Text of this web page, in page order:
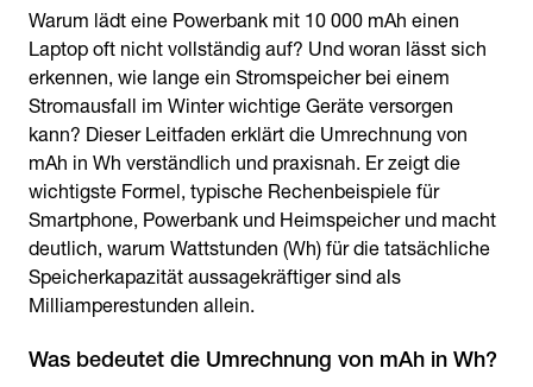
Warum lädt eine Powerbank mit 10 000 mAh einen
Laptop oft nicht vollständig auf? Und woran lässt sich
erkennen, wie lange ein Stromspeicher bei einem
Stromausfall im Winter wichtige Geräte versorgen
kann? Dieser Leitfaden erklärt die Umrechnung von
mAh in Wh verständlich und praxisnah. Er zeigt die
wichtigste Formel, typische Rechenbeispiele für
Smartphone, Powerbank und Heimspeicher und macht
deutlich, warum Wattstunden (Wh) für die tatsächliche
Speicherkapazität aussagekräftiger sind als
Milliamperestunden allein.
Was bedeutet die Umrechnung von mAh in Wh?